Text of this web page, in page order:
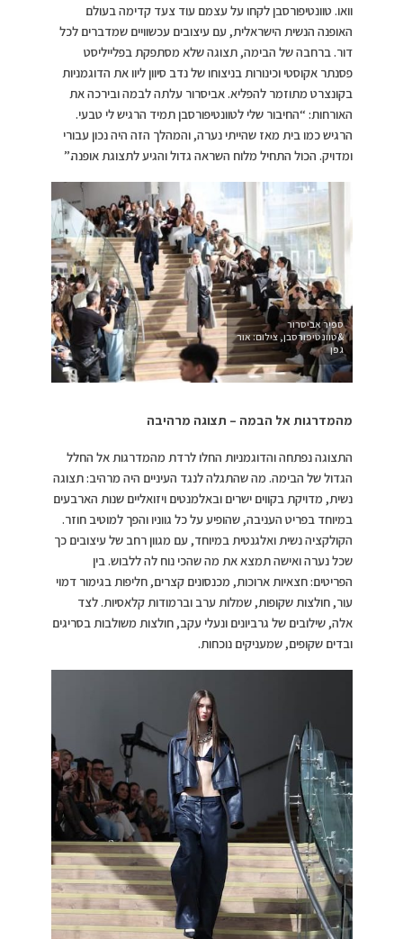
וואו. טוונטיפורסבן לקחו על עצמם עוד צעד קדימה בעולם
האופנה הנשית הישראלית, עם עיצובים עכשוויים שמדברים לכל
דור. ברחבה של הבימה, תצוגה שלא מסתפקת בפלייליסט
פסנתר אקוסטי וכינורות בניצוחו של נדב סיוון ליוו את הדוגמניות
בקונצרט מתוזמר להפליא. אביסרור עלתה לבמה ובירכה את
האורחות: “החיבור שלי לטוונטיפורסבן תמיד הרגיש לי טבעי.
הרגיש כמו בית מאז שהייתי נערה, והמהלך הזה היה נכון עבורי
ומדויק. הכול התחיל מלוח השראה גדול והגיע לתצוגת אופנה.”
ספיר אביסרור
&טוונטיפורסבן, צילום: אור
גפן
מהמדרגות אל הבמה – תצוגה מרהיבה
התצוגה נפתחה והדוגמניות החלו לרדת מהמדרגות אל החלל
הגדול של הבימה. מה שהתגלה לנגד העיניים היה מרהיב: תצוגה
נשית, מדויקת בקווים ישרים ובאלמנטים ויזואליים שנות הארבעים
במיוחד בפריט העניבה, שהופיע על כל גווניו והפך למוטיב חוזר.
הקולקציה נשית ואלגנטית במיוחד, עם מגוון רחב של עיצובים כך
שכל נערה ואישה תמצא את מה שהכי נוח לה ללבוש. בין
הפריטים: חצאיות ארוכות, מכנסונים קצרים, חליפות בגימור דמוי
עור, חולצות שקופות, שמלות ערב וברמודות קלאסיות. לצד
אלה, שילובים של גרביונים ונעלי עקב, חולצות משולבות בסריגים
ובדים שקופים, שמעניקים נוכחות.